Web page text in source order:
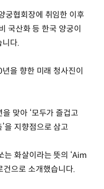
궁협회장에 취임한 이후
국산화 등 한국 양궁이
니다.
을 향한 미래 청사진이
맞아 ‘모두가 즐겁고
을 지향점으로 삼고
는 화살이라는 뜻의 ‘Aim
으로 소개했습니다.